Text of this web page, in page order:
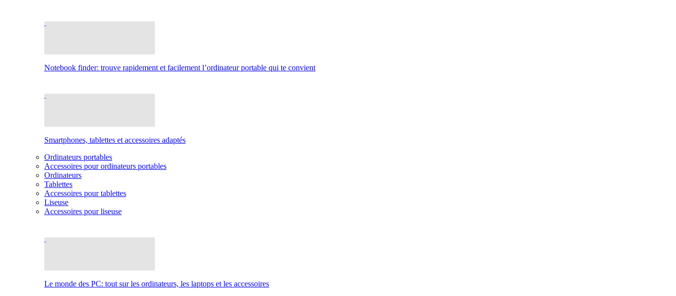
Notebook finder: trouve rapidement et facilement l’ordinateur portable qui te convient
Smartphones, tablettes et accessoires adaptés
Ordinateurs portables
Accessoires pour ordinateurs portables
Ordinateurs
Tablettes
Accessoires pour tablettes
Liseuse
Accessoires pour liseuse
Le monde des PC: tout sur les ordinateurs, les laptops et les accessoires